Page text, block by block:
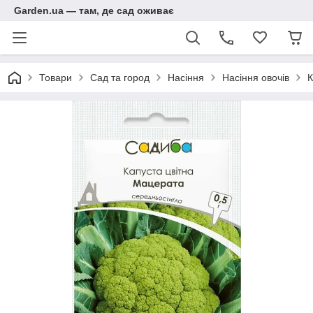
Garden.ua — там, де сад оживає
Товари Сад та город Насіння Насіння овочів